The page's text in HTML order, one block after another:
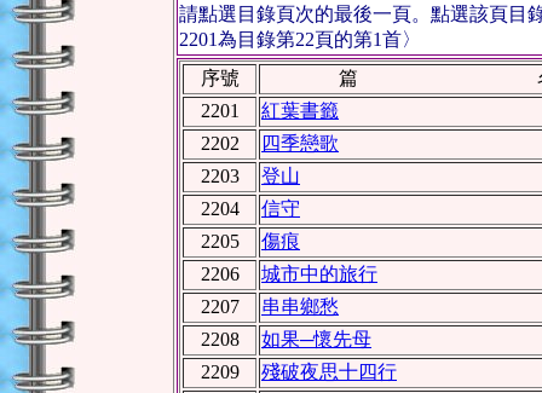
請點選目錄頁次的最後一頁。點選該頁目
2201為目錄第22頁的第1首〉
序號
篇
2201
紅葉書籤
2202
四季戀歌
2203
登山
2204
信守
2205
傷痕
2206
城市中的旅行
2207
串串鄉愁
2208
如果─懷先母
2209
殘破夜思十四行